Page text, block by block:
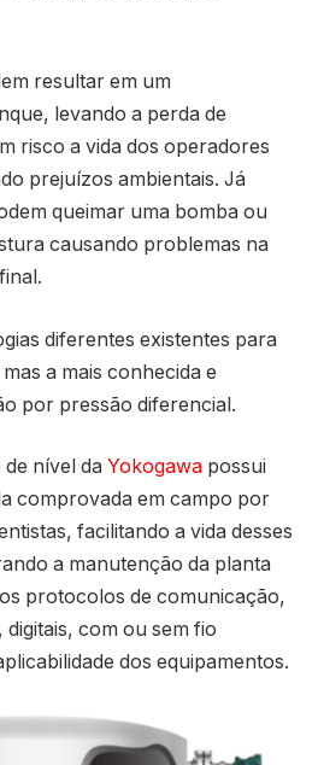
resultar em um
levando a perda de
risco a vida dos operadores
prejuízos ambientais. Já
queimar uma bomba ou
causando problemas na
diferentes existentes para
a mais conhecida e
por pressão diferencial.
nível da Yokogawa possui
comprovada em campo por
facilitando a vida desses
a manutenção da planta
protocolos de comunicação,
com ou sem fio
dos equipamentos.